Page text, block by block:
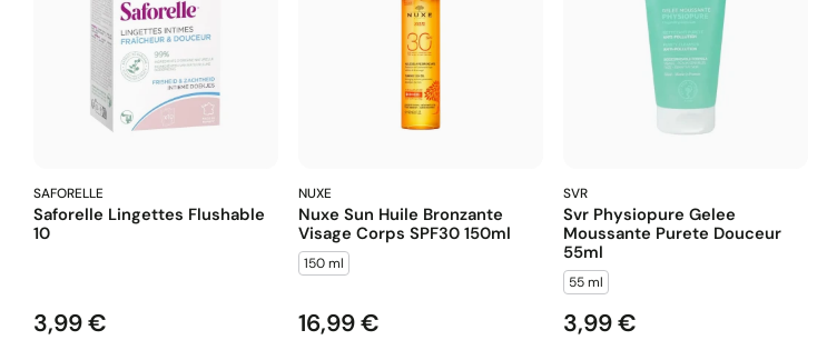
SAFORELLE
Saforelle Lingettes Flushable
10
Prix
3,99 €
NUXE
Nuxe Sun Huile Bronzante
Visage Corps SPF30 150ml
150 ml
Prix
16,99 €
SVR
Svr Physiopure Gelee
Moussante Purete Douceur
55ml
55 ml
Prix
3,99 €